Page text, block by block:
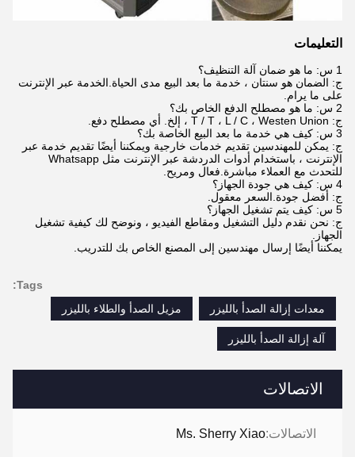
الاتصالات
الاتصالات:Ms. Sherry Xiao
التعليمات
1 س: ما هو ضمان آلة التنظيف؟
ج: الضمان هو سنتان ، خدمة ما بعد البيع مدى الحياة.الخدمة عبر الإنترنت
على ما يرام.
2 س: ما هو مصطلح الدفع الخاص بك؟
ج: T / T ، L / C ، Westen Union ، إلخ. أي مصطلح دفع.
3 س: كيف هي خدمة ما بعد البيع الخاصة بك؟
ج: يمكن للمهندسين تقديم خدمات خارجية ويمكننا أيضًا تقديم خدمة عبر
الإنترنت ، باستخدام أدوات الدردشة عبر الإنترنت مثل Whatsapp
للتحدث مع العملاء مباشرة.فعال ومريح.
4 س: كيف هي جودة الجهاز؟
ج: أفضل جودة.السعر معقول.
5 س: كيف يتم تشغيل الجهاز؟
ج: نحن نقدم دليل التشغيل ومقاطع الفيديو ، ونوضح لك كيفية تشغيل
الجهاز.
يمكننا أيضًا إرسال مهندسين إلى المصنع الخاص بك للتدريب.
Tags:
معدات إزالة الصدأ بالليزر
مزيل الصدأ والطلاء بالليزر
آلة إزالة الصدأ بالليزر